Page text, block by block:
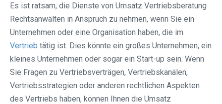
Es ist ratsam, die Dienste von Umsatz Vertriebsberatung
Rechtsanwälten in Anspruch zu nehmen, wenn Sie ein
Unternehmen oder eine Organisation haben, die im
Vertrieb tätig ist. Dies könnte ein großes Unternehmen, ein
kleines Unternehmen oder sogar ein Start-up sein. Wenn
Sie Fragen zu Vertriebsverträgen, Vertriebskanälen,
Vertriebsstrategien oder anderen rechtlichen Aspekten
des Vertriebs haben, können Ihnen die Umsatz